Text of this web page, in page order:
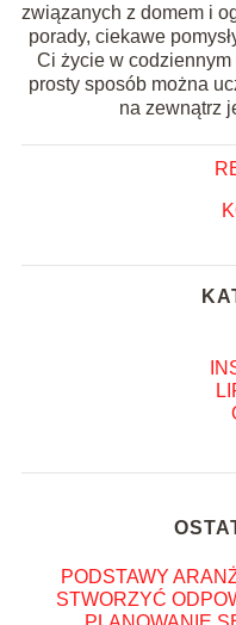
związanych z domem i
porady, ciekawe
Ci życie w
prosty sposób można
na zewnątrz
PODSTAWY
STWORZYĆ